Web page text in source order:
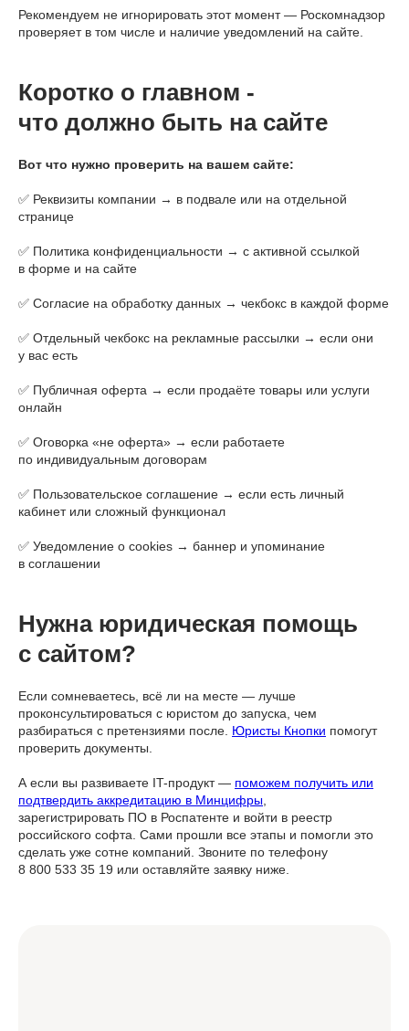
Рекомендуем не игнорировать этот момент — Роскомнадзор
проверяет в том числе и наличие уведомлений на сайте.
Коротко о главном -
что должно быть на сайте
Вот что нужно проверить на вашем сайте:
✅ Реквизиты компании → в подвале или на отдельной
странице
✅ Политика конфиденциальности → с активной ссылкой
в форме и на сайте
✅ Согласие на обработку данных → чекбокс в каждой форме
✅ Отдельный чекбокс на рекламные рассылки → если они
у вас есть
✅ Публичная оферта → если продаёте товары или услуги
онлайн
✅ Оговорка «не оферта» → если работаете
по индивидуальным договорам
✅ Пользовательское соглашение → если есть личный
кабинет или сложный функционал
✅ Уведомление о cookies → баннер и упоминание
в соглашении
Нужна юридическая помощь
c сайтом?
Если сомневаетесь, всё ли на месте — лучше
проконсультироваться с юристом до запуска, чем
разбираться с претензиями после. Юристы Кнопки помогут
проверить документы.
А если вы развиваете IT-продукт — поможем получить или
подтвердить аккредитацию в Минцифры,
зарегистрировать ПО в Роспатенте и войти в реестр
российского софта. Сами прошли все этапы и помогли это
сделать уже сотне компаний. Звоните по телефону
8 800 533 35 19 или оставляйте заявку ниже.